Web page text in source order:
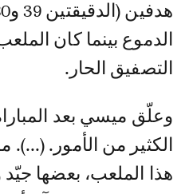
الدموع بينما كان
التصفيق الحار.
وعلّق ميسي بعد
الكثير من الأمور. (...).
هذا الملعب، بعضها جيّد